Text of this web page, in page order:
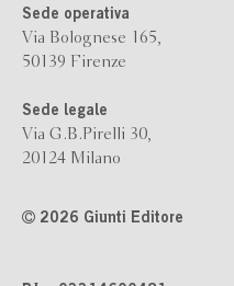
Sede operativa
Via Bolognese 165,
50139 Firenze
Sede legale
Via G.B.Pirelli 30,
20124 Milano
2026 Giunti Editore